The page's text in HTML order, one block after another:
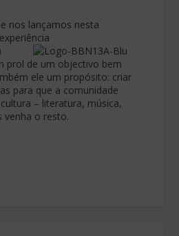
nos lançamos nesta
prol de um objectivo bem
ele um propósito: criar
para que a comunidade
– literatura, música,
venha o resto.